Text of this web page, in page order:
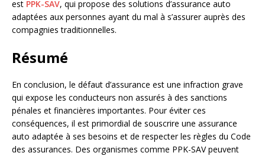
est PPK-SAV, qui propose des solutions d’assurance auto
adaptées aux personnes ayant du mal à s’assurer auprès des
compagnies traditionnelles.
Résumé
En conclusion, le défaut d’assurance est une infraction grave
qui expose les conducteurs non assurés à des sanctions
pénales et financières importantes. Pour éviter ces
conséquences, il est primordial de souscrire une assurance
auto adaptée à ses besoins et de respecter les règles du Code
des assurances. Des organismes comme PPK-SAV peuvent